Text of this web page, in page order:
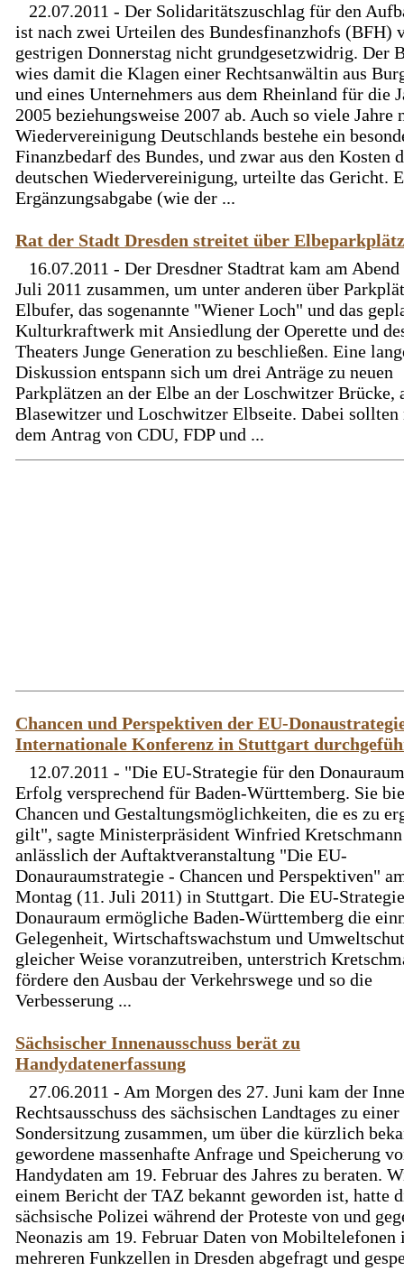
22.07.2011 - Der Solidaritätszuschlag für den
ist nach zwei Urteilen des Bundesfinanzhofs (BFH)
gestrigen Donnerstag nicht grundgesetzwidrig. Der
wies damit die Klagen einer Rechtsanwältin aus
und eines Unternehmers aus dem Rheinland für die
2005 beziehungsweise 2007 ab. Auch so viele Jahre
Wiedervereinigung Deutschlands bestehe ein
Finanzbedarf des Bundes, und zwar aus den Kosten
deutschen Wiedervereinigung, urteilte das Gericht.
Ergänzungsabgabe (wie der ...
Rat der Stadt Dresden streitet über
16.07.2011 - Der Dresdner Stadtrat kam am Abend
Juli 2011 zusammen, um unter anderen über
Elbufer, das sogenannte "Wiener Loch" und das
Kulturkraftwerk mit Ansiedlung der Operette und
Theaters Junge Generation zu beschließen. Eine
Diskussion entspann sich um drei Anträge zu neuen
Parkplätzen an der Elbe an der Loschwitzer Brücke,
Blasewitzer und Loschwitzer Elbseite. Dabei sollten
dem Antrag von CDU, FDP und ...
Chancen und Perspektiven der EU-
Internationale Konferenz in Stuttgart
12.07.2011 - "Die EU-Strategie für den
Erfolg versprechend für Baden-Württemberg. Sie
Chancen und Gestaltungsmöglichkeiten, die es zu
gilt", sagte Ministerpräsident Winfried Kretschmann
anlässlich der Auftaktveranstaltung "Die EU-
Donauraumstrategie - Chancen und Perspektiven"
Montag (11. Juli 2011) in Stuttgart. Die EU-
Donauraum ermögliche Baden-Württemberg die
Gelegenheit, Wirtschaftswachstum und
gleicher Weise voranzutreiben, unterstrich
fördere den Ausbau der Verkehrswege und so die
Verbesserung ...
Sächsischer Innenausschuss berät zu
Handydatenerfassung
27.06.2011 - Am Morgen des 27. Juni kam der
Rechtsausschuss des sächsischen Landtages zu einer
Sondersitzung zusammen, um über die kürzlich
gewordene massenhafte Anfrage und Speicherung
Handydaten am 19. Februar des Jahres zu beraten.
einem Bericht der TAZ bekannt geworden ist, hatte
sächsische Polizei während der Proteste von und
Neonazis am 19. Februar Daten von Mobiltelefonen
mehreren Funkzellen in Dresden abgefragt und